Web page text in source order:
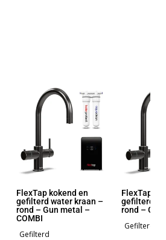
FlexTap kokend en
gefilterd water kraan –
rond – Gun metal –
COMBI
Gefilterd
FlexTap
gefilterd
rond –
Gefilterd